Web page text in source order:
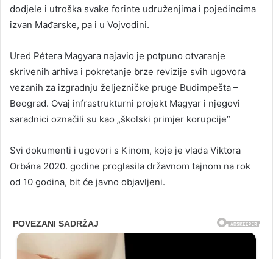
dodjele i utroška svake forinte udruženjima i pojedincima
izvan Mađarske, pa i u Vojvodini.
Ured Pétera Magyara najavio je potpuno otvaranje
skrivenih arhiva i pokretanje brze revizije svih ugovora
vezanih za izgradnju željezničke pruge Budimpešta –
Beograd. Ovaj infrastrukturni projekt Magyar i njegovi
saradnici označili su kao „školski primjer korupcije”
Svi dokumenti i ugovori s Kinom, koje je vlada Viktora
Orbána 2020. godine proglasila državnom tajnom na rok
od 10 godina, bit će javno objavljeni.